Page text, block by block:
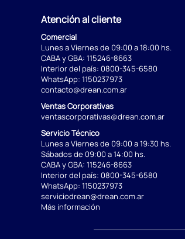
Atención al cliente
Comercial
Lunes a Viernes de 09:00 a 18:00 hs.
CABA y GBA: 115246-8663
Interior del país: 0800-345-6580
WhatsApp: 1150237973
contacto@drean.com.ar
Ventas Corporativas
ventascorporativas@drean.com.ar
Servicio Técnico
Lunes a Viernes de 09:00 a 19:30 hs.
Sábados de 09:00 a 14:00 hs.
CABA y GBA: 115246-8663
Interior del país: 0800-345-6580
WhatsApp: 1150237973
serviciodrean@drean.com.ar
Más información